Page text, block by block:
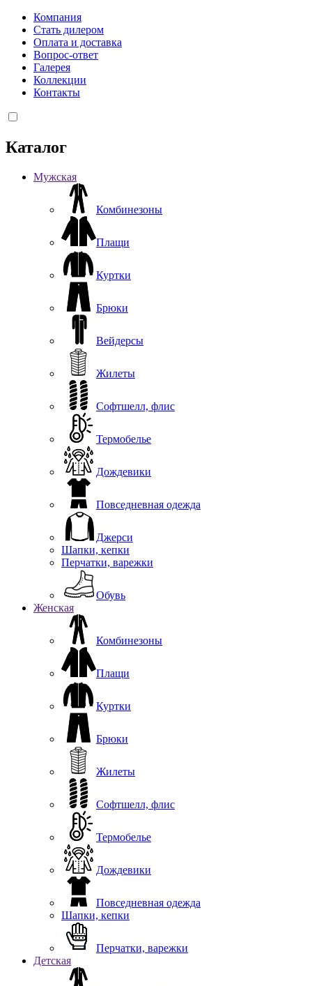
Компания
Стать дилером
Оплата и доставка
Вопрос-ответ
Галерея
Коллекции
Контакты
Каталог
Мужская
Комбинезоны
Плащи
Куртки
Брюки
Вейдерсы
Жилеты
Софтшелл, флис
Термобелье
Дождевики
Повседневная одежда
Джерси
Шапки, кепки
Перчатки, варежки
Обувь
Женская
Комбинезоны
Плащи
Куртки
Брюки
Жилеты
Софтшелл, флис
Термобелье
Дождевики
Повседневная одежда
Шапки, кепки
Перчатки, варежки
Детская